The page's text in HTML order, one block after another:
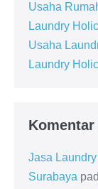
Usaha
Laundry
Usaha
Laundry
Komentar
Jasa
Surabaya